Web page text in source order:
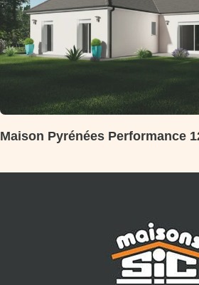
Maison Pyrénées Performance